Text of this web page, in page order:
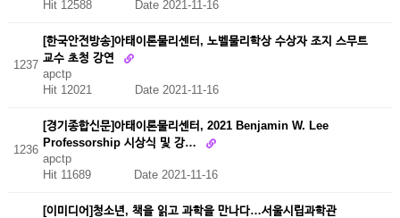
Hit 12588 Date 2021-11-16
1237
[한국안전방송]아태이론물리센터, 노벨물리학상 수상자 조지 스무트
교수 초청 강연
apctp
Hit 12021 Date 2021-11-16
1236
[경기종합신문]아태이론물리센터, 2021 Benjamin W. Lee
Professorship 시상식 및 강…
apctp
Hit 11689 Date 2021-11-16
[이미디어]청소년, 책을 읽고 과학을 만나다…서울시립과학관